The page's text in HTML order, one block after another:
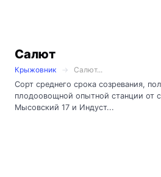
Салют
Крыжовник
Салют...
Сорт среднего срока созревания,
плодоовощной опытной станции от
Мысовский 17 и Индуст...